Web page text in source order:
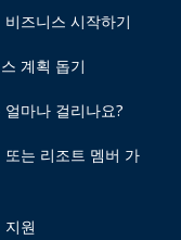
비즈니스 시작하기
계획 돕기
얼마나 걸리나요?
또는 리조트 멤버 가
지원